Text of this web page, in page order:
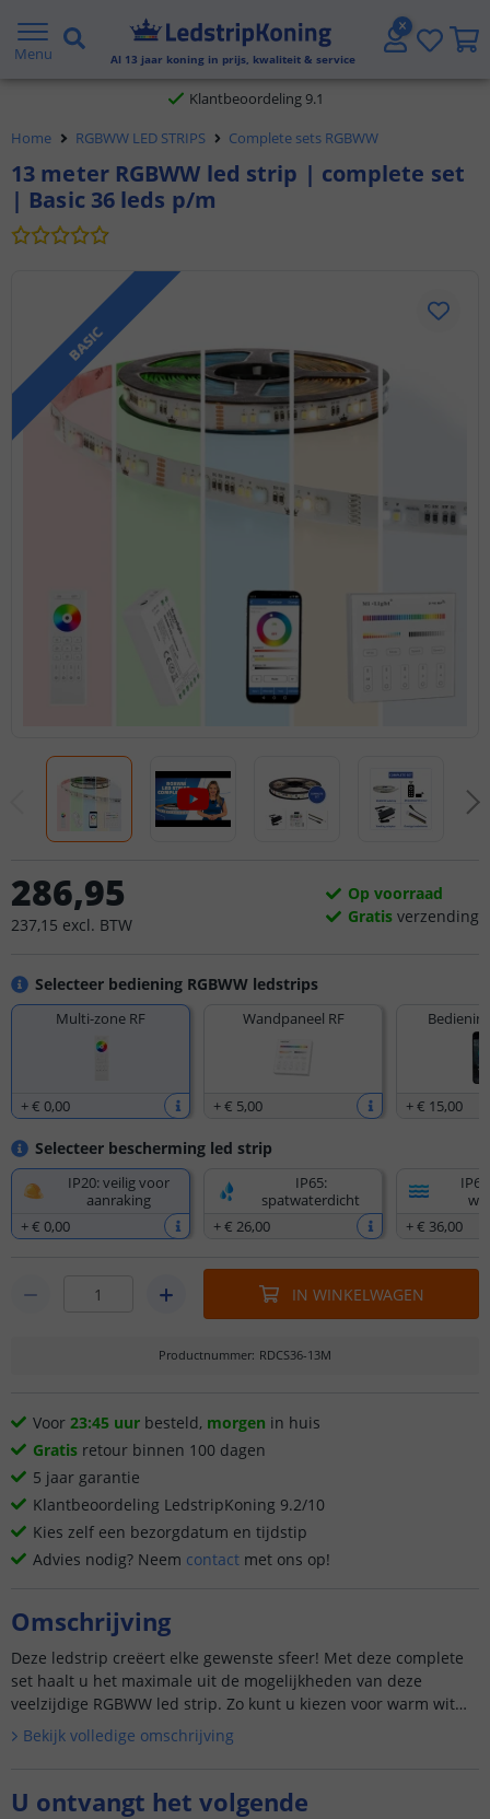
Menu Al 13 jaar koning in prijs, kwaliteit & service
Gratis verzending vanaf € 20,- NL en BE
Klantbeoordeling 9.1
Voor 23:45 uur besteld,morgen in huis
Home RGBWW LED STRIPS Complete sets RGBWW
13 meter RGBWW led strip | complete set
| Basic 36 leds p/m
BASIC
Selecteer bediening RGBWW ledstrips
Multi-zone RF
+€ 0,00
Wandpaneel RF
+€ 5,00 +€ 15,00
Selecteer bescherming led strip
IP20: veilig voor
aanraking
+€ 0,00
IP65:
spatwaterdicht
+€ 26,00
+€ 36,00
286,95
237,15 excl. BTW
Op voorraad
Gratis verzending
IN WINKELWAGEN
Productnummer: RDCS36-13M
Voor 23:45 uur besteld, morgen in huis
Gratis retour binnen 100 dagen
5 jaar garantie
Klantbeoordeling LedstripKoning 9.2/10
Kies zelf een bezorgdatum en tijdstip
Advies nodig? Neem contact met ons op!
Omschrijving
Deze ledstrip creëert elke gewenste sfeer! Met deze complete
set haalt u het maximale uit de mogelijkheden van deze
veelzijdige RGBWW led strip. Zo kunt u kiezen voor warm wit
lic...Bekijk volledige omschrijving
U ontvangt het volgende